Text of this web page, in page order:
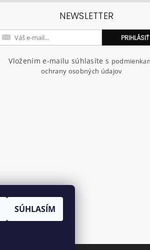
NEWSLETTER
Vložením e-mailu súhlasíte s
ochrany osobných údajov
SÚHLASÍM